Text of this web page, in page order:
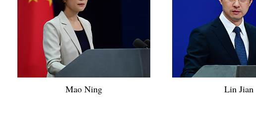
Mao Ning Lin Jian